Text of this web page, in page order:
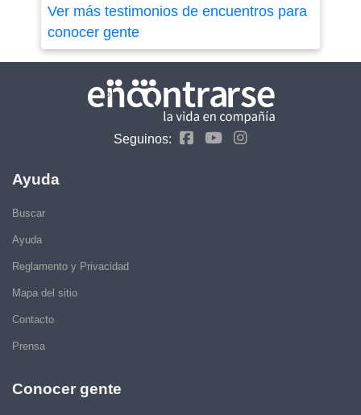
Ver más testimonios de encuentros para
conocer gente
Seguinos:
Ayuda
Buscar
Ayuda
Reglamento y Privacidad
Mapa del sitio
Contacto
Prensa
Conocer gente